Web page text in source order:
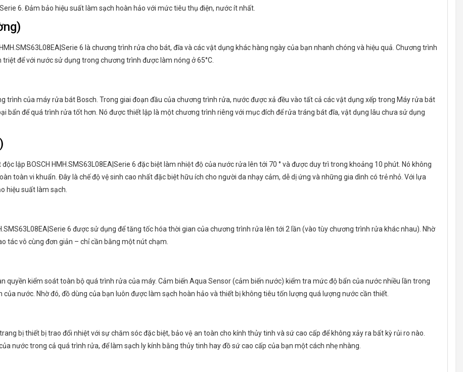
6. Đảm bảo hiệu suất làm sạch hoàn hảo với mức tiêu thụ điện, nước ít nhất.
6 là chương trình rửa cho bát, đĩa và các vật dụng khác hàng ngày của bạn nhanh chóng và hiệu quả. Chương trình
để với nước sử dụng trong chương trình được làm nóng ở 65°C.
trình của máy rửa bát Bosch. Trong giai đoạn đầu của chương trình rửa, nước được xả đều vào tất cả các vật dụng xếp trong Máy rửa bát
bẩn để quá trình rửa tốt hơn. Nó được thiết lập là một chương trình riêng với mục đích để rửa tráng bát đĩa, vật dụng lâu chưa sử dụng
lập BOSCH HMH.SMS63L08EA|Serie 6 đặc biệt làm nhiệt độ của nước rửa lên tới 70 ° và được duy trì trong khoảng 10 phút. Nó không
toàn vi khuẩn. Đây là chế độ vệ sinh cao nhất đặc biệt hữu ích cho người da nhạy cảm, dễ dị ứng và những gia dình có trẻ nhỏ. Với lựa
hiệu suất làm sạch.
6 được sử dụng để tăng tốc hóa thời gian của chương trình rửa lên tới 2 lần (vào tùy chương trình rửa khác nhau). Nhờ
tác vô cùng đơn giản – chỉ cần bằng một nút chạm.
quyền kiểm soát toàn bộ quá trình rửa của máy. Cảm biến Aqua Sensor (cảm biến nước) kiểm tra mức độ bẩn của nước nhiều lần trong
nước. Nhờ đó, đồ dùng của bạn luôn được làm sạch hoàn hảo và thiết bị không tiêu tốn lượng quá lượng nước cần thiết.
bị thiết bị trao đổi nhiệt với sự chăm sóc đặc biệt, bảo vệ an toàn cho kính thủy tinh và sứ cao cấp để không xảy ra bất kỳ rủi ro nào.
nước trong cả quá trình rửa, để làm sạch ly kính bằng thủy tinh hay đồ sứ cao cấp của bạn một cách nhẹ nhàng.